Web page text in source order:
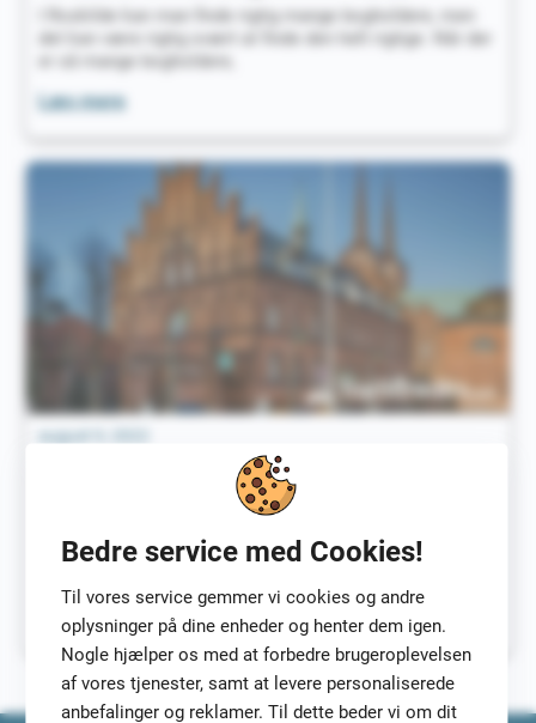
I Roskilde kan man finde rigtig mange bogholdere, men
det kan være rigtig svært at finde den helt rigtige. Når der
er så mange bogholdere,
Læs mereRoskildes
Bogholdere
august 9, 2022
Roskildes Bedste Økonomiske Rådgivere i
rådgiver. Især en der passer til lige netop dit behov. For at
Læs mere Roskildes
Bedste
Økonomiske
Rådgivere
Bedre service med Cookies!
Til vores service gemmer vi cookies og andre
oplysninger på dine enheder og henter dem igen.
Nogle hjælper os med at forbedre brugeroplevelsen
af vores tjenester, samt at levere personaliserede
anbefalinger og reklamer. Til dette beder vi om dit